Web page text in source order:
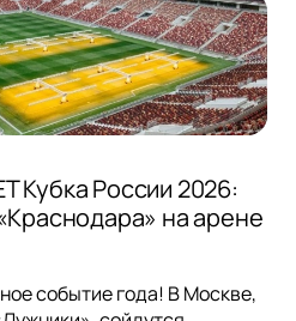
Кубка России 2026:
на арене
событие года! В Москве,